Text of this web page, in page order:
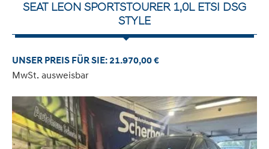
SEAT LEON SPORTSTOURER 1,0L ETSI DSG
STYLE
UNSER PREIS FÜR SIE: 21.970,00 €
MwSt. ausweisbar